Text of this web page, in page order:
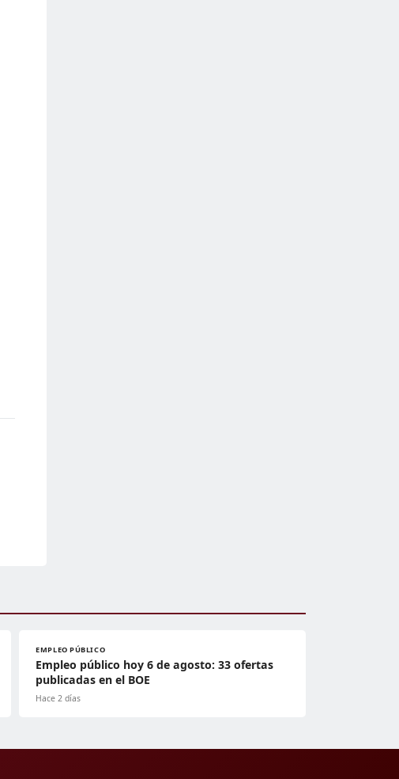
EMPLEO PÚBLICO
Empleo público hoy 6 de agosto: 33 ofertas
publicadas en el BOE
Hace 2 días